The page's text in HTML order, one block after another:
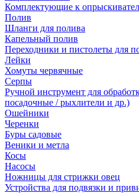
Комплектующие к
Полив
Шланги для полива
Капельный полив
Переходники и пистолеты для
Лейки
Хомуты червячные
Серпы
Ручной инструмент для
посадочные / рыхлители и др.)
Ошейники
Черенки
Буры садовые
Веники и метла
Косы
Насосы
Ножницы для стрижки овец
Устройства для подвязки и